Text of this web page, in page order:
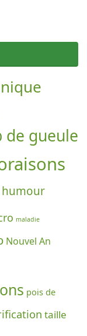
de gueule
humour
maladie
Nouvel An
pois de
taille